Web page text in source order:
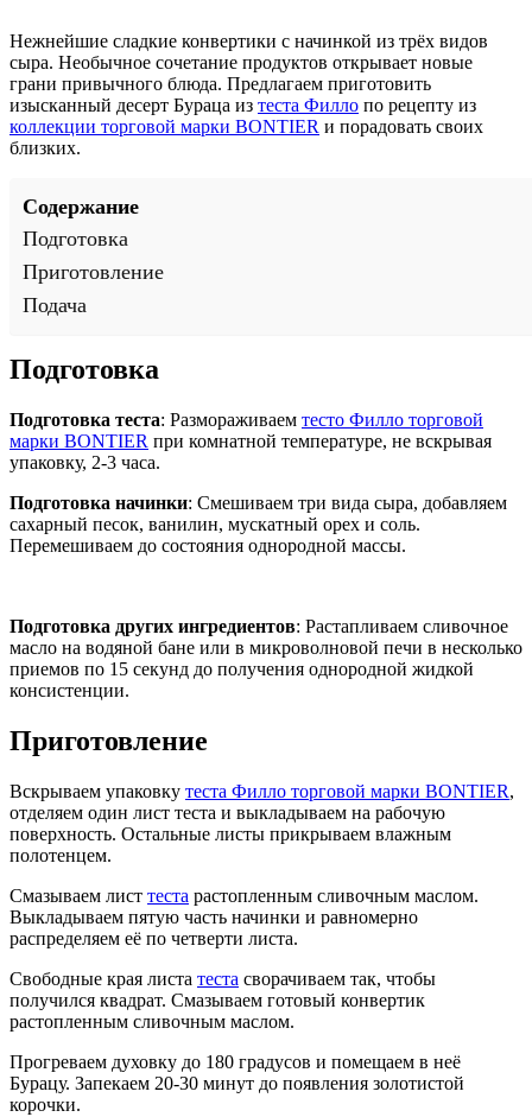
Нежнейшие сладкие конвертики с начинкой из трёх видов
сыра. Необычное сочетание продуктов открывает новые
грани привычного блюда. Предлагаем приготовить
изысканный десерт Бураца из теста Филло по рецепту из
коллекции торговой марки BONTIER и порадовать своих
близких.
Содержание
Подготовка
Приготовление
Подача
Подготовка
Подготовка теста: Размораживаем тесто Филло торговой
марки BONTIER при комнатной температуре, не вскрывая
упаковку, 2-3 часа.
Подготовка начинки: Смешиваем три вида сыра, добавляем
сахарный песок, ванилин, мускатный орех и соль.
Перемешиваем до состояния однородной массы.
Подготовка других ингредиентов: Растапливаем сливочное
масло на водяной бане или в микроволновой печи в несколько
приемов по 15 секунд до получения однородной жидкой
консистенции.
Приготовление
Вскрываем упаковку теста Филло торговой марки BONTIER,
отделяем один лист теста и выкладываем на рабочую
поверхность. Остальные листы прикрываем влажным
полотенцем.
Смазываем лист теста растопленным сливочным маслом.
Выкладываем пятую часть начинки и равномерно
распределяем её по четверти листа.
Свободные края листа теста сворачиваем так, чтобы
получился квадрат. Смазываем готовый конвертик
растопленным сливочным маслом.
Прогреваем духовку до 180 градусов и помещаем в неё
Бурацу. Запекаем 20-30 минут до появления золотистой
корочки.